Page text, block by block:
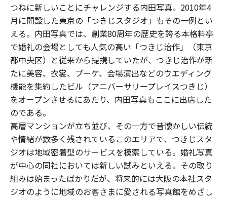
つねに新しいことにチャレンジする内田写真。2010年4
月に開設した東京の「つきじスタジオ」もその一例とい
える。内田写真では、創業80周年の歴史を誇る本格料亭
で婚礼の会場としても人気の高い「つきじ治作」（東京
都中央区）と従来から提携していたが、つきじ治作が新
たに美容、衣裳、ブーケ、会場演出などのウエディング
機能を集約したビル（アニバーサリープレイスつきじ）
をオープンさせるにあたり、内田写真もここに出店した
のである。
高層マンションが立ち並び、その一方で昔懐かしい伝統
や情緒が数多く残されているこのエリアで、つきじスタ
ジオは地域密着型のサービスを模索している。婚礼写真
が中心の同社においては新しい試みといえる。その取り
組みは始まったばかりだが、将来的には大阪の本社スタ
ジオのように地域のお客さまに愛される写真館をめざし